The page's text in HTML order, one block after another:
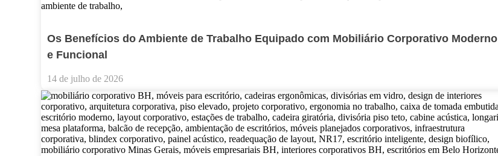
Os Benefícios do Ambiente de Trabalho Equipado com Mobiliário Corporativo Moderno
e Funcional
14 de julho de 2026